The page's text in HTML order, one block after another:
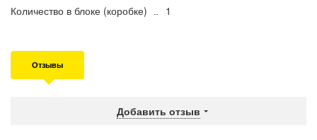
Количество в блоке (коробке)
1
Отзывы
Добавить отзыв